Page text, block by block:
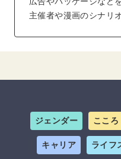
主催者や漫画のシナリ
ジェンダー こころ
キャリア ライフ